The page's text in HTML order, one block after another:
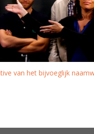
van het bijvoeglijk